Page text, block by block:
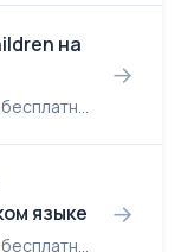
на
На этой странице вы можете бесплатно читать реферат на английском языке: Wolf Children. Wolf Children Many strange children were found in the world. They were called wolf children. These c...
→
языке
На этой странице вы можете бесплатно читать реферат на английском языке: William Shakespeare. William Shakespeare William Shakespeare was born in 1564, in Stratford-upon-Avon. Located in t...
→